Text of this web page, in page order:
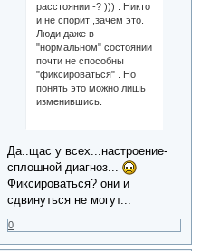
расстоянии -? ))) . Никто
и не спорит ,зачем это.
Люди даже в
"нормальном" состоянии
почти не способны
"фиксироваться" . Но
понять это можно лишь
изменившись.
Да..щас у всех...настроение-
сплошной диагноз...
Фиксироваться? они и
сдвинуться не могут...
0